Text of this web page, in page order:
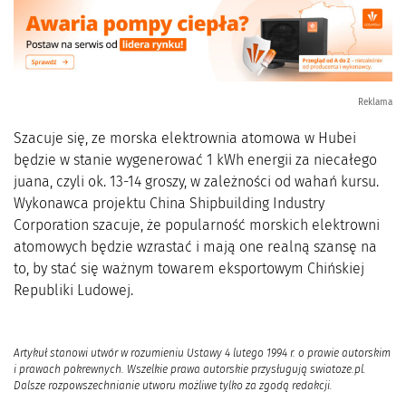
Reklama
Szacuje się, ze morska elektrownia atomowa w Hubei
będzie w stanie wygenerować 1 kWh energii za niecałego
juana, czyli ok. 13-14 groszy, w zależności od wahań kursu.
Wykonawca projektu China Shipbuilding Industry
Corporation szacuje, że popularność morskich elektrowni
atomowych będzie wzrastać i mają one realną szansę na
to, by stać się ważnym towarem eksportowym Chińskiej
Republiki Ludowej.
Artykuł stanowi utwór w rozumieniu Ustawy 4 lutego 1994 r. o prawie autorskim
i prawach pokrewnych. Wszelkie prawa autorskie przysługują swiatoze.pl.
Dalsze rozpowszechnianie utworu możliwe tylko za zgodą redakcji.